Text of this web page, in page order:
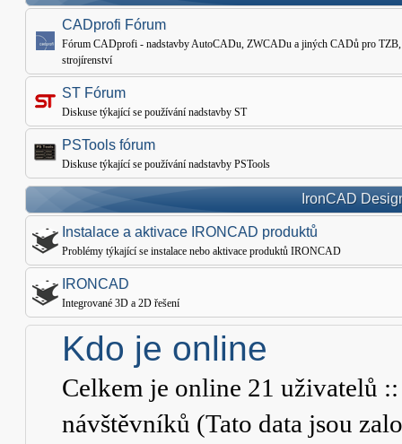
CADprofi Fórum
Fórum CADprofi - nadstavby AutoCADu, ZWCADu a jiných CADů pro TZB,
strojírenství
ST Fórum
Diskuse týkající se používání nadstavby ST
PSTools fórum
Diskuse týkající se používání nadstavby PSTools
IronCAD
Instalace a aktivace IRONCAD produktů
Problémy týkající se instalace nebo aktivace produktů IRONCAD
IRONCAD
Integrované 3D a 2D řešení
Kdo je online
Celkem je online 21 uživatelů
návštěvníků (Tato data jsou